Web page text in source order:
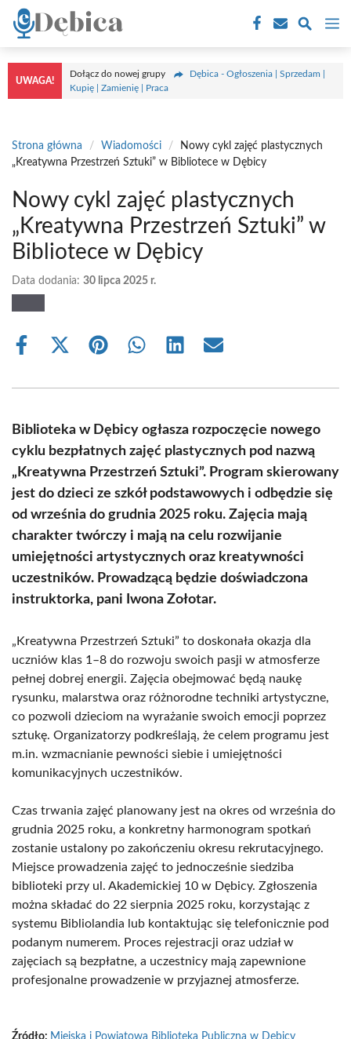
Przejdź
treści
UWAGA!
Dołącz do nowej grupy
Dębica - Ogłoszenia | Sprzedam |
Kupię | Zamienię | Praca
Strona główna / Wiadomości /
Nowy cykl zajęć plastycznych
„Kreatywna Przestrzeń Sztuki” w Bibliotece w Dębicy
Nowy cykl zajęć plastycznych
„Kreatywna Przestrzeń Sztuki” w
Bibliotece w Dębicy
Data dodania: 30 lipca 2025 r.
Share
Share
(Twitter)
Share Share Share Share
Biblioteka w Dębicy ogłasza rozpoczęcie nowego
cyklu bezpłatnych zajęć plastycznych pod nazwą
„Kreatywna Przestrzeń Sztuki”. Program skierowany
jest do dzieci ze szkół podstawowych i odbędzie się
od września do grudnia 2025 roku. Zajęcia mają
charakter twórczy i mają na celu rozwijanie
umiejętności artystycznych oraz kreatywności
uczestników. Prowadzącą będzie doświadczona
instruktorka, pani Iwona Zołotar.
„Kreatywna Przestrzeń Sztuki” to doskonała okazja dla
uczniów klas 1–8 do rozwoju swoich pasji w atmosferze
pełnej dobrej energii. Zajęcia obejmować będą naukę
rysunku, malarstwa oraz różnorodne techniki artystyczne,
co pozwoli dzieciom na wyrażanie swoich emocji poprzez
sztukę. Organizatorzy podkreślają, że celem programu jest
m.in. wzmacnianie pewności siebie i umiejętności
komunikacyjnych uczestników.
Czas trwania zajęć planowany jest na okres od września do
grudnia 2025 roku, a konkretny harmonogram spotkań
zostanie ustalony po zakończeniu okresu rekrutacyjnego.
Miejsce prowadzenia zajęć to jednocześnie siedziba
biblioteki przy ul. Akademickiej 10 w Dębicy. Zgłoszenia
można składać do 22 sierpnia 2025 roku, korzystając z
systemu Bibliolandia lub kontaktując się telefonicznie pod
podanym numerem. Proces rejestracji oraz udział w
zajęciach są bezpłatne, a uczestnicy mają zapewnione
profesjonalne prowadzenie w przyjaznej atmosferze.
Źródło: Miejska i Powiatowa Biblioteka Publiczna w Dębicy